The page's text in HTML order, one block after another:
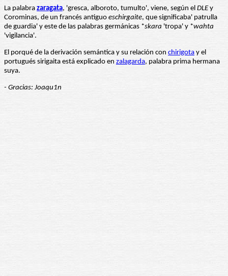
La palabra zaragata, 'gresca, alboroto, tumulto', viene, según el DLEy
Corominas, de un francés antiguo eschirgaite, que significaba' patrulla
de guardia' y este de las palabras germánicas *skara 'tropa' y *wahta
'vigilancia'.
El porqué de la derivación semántica y su relación con chirigota y el
portugués sirigaita está explicado en zalagarda, palabra prima hermana
suya.
- Gracias: Joaqu1n